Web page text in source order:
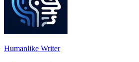
Humanlike Writer